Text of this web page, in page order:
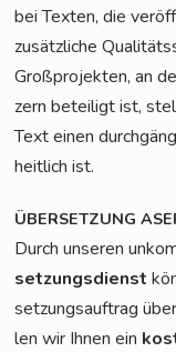
bei Tex­ten, die
zusätz­li­che
Groß­pro­jek­ten, an
zern betei­ligt ist,
Text einen
heit­lich ist.
ÜBERSETZUNG
Durch unse­ren
set­zungs­dienst
set­zungs­auf­trag
len wir Ihnen ein